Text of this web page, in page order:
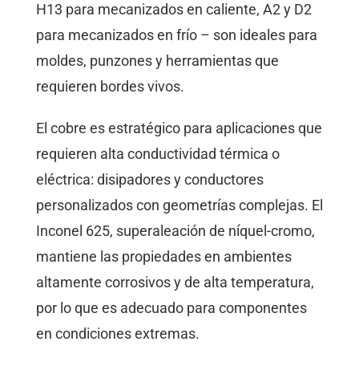
H13 para mecanizados en caliente, A2 y D2
para mecanizados en frío – son ideales para
moldes, punzones y herramientas que
requieren bordes vivos.
El cobre es estratégico para aplicaciones que
requieren alta conductividad térmica o
eléctrica: disipadores y conductores
personalizados con geometrías complejas. El
Inconel 625, superaleación de níquel-cromo,
mantiene las propiedades en ambientes
altamente corrosivos y de alta temperatura,
por lo que es adecuado para componentes
en condiciones extremas.